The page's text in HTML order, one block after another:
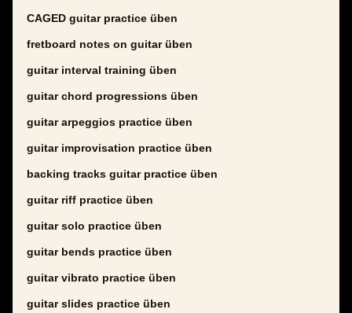
CAGED guitar practice üben
fretboard notes on guitar üben
guitar interval training üben
guitar chord progressions üben
guitar arpeggios practice üben
guitar improvisation practice üben
backing tracks guitar practice üben
guitar riff practice üben
guitar solo practice üben
guitar bends practice üben
guitar vibrato practice üben
guitar slides practice üben